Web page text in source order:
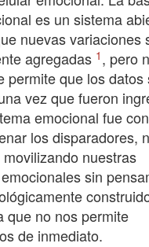
es un sistema
nuevas variaciones
agregadas 1 , pero
permite que los datos
vez que fueron
emocional fue
los disparadores,
nuestras
sin
que no nos permite
de inmediato.